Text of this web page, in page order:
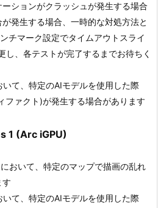
ションがクラッシュが発生する場合
発生する場合、一時的な対処方法と
チマーク設定でタイムアウトスライ
し、各テストが完了するまでお待ちく
いて、特定のAIモデルを使用した際
ファクト)が発生する場合があります
1 (Arc iGPU)
おいて、特定のマップで描画の乱れ
す
いて、特定のAIモデルを使用した際